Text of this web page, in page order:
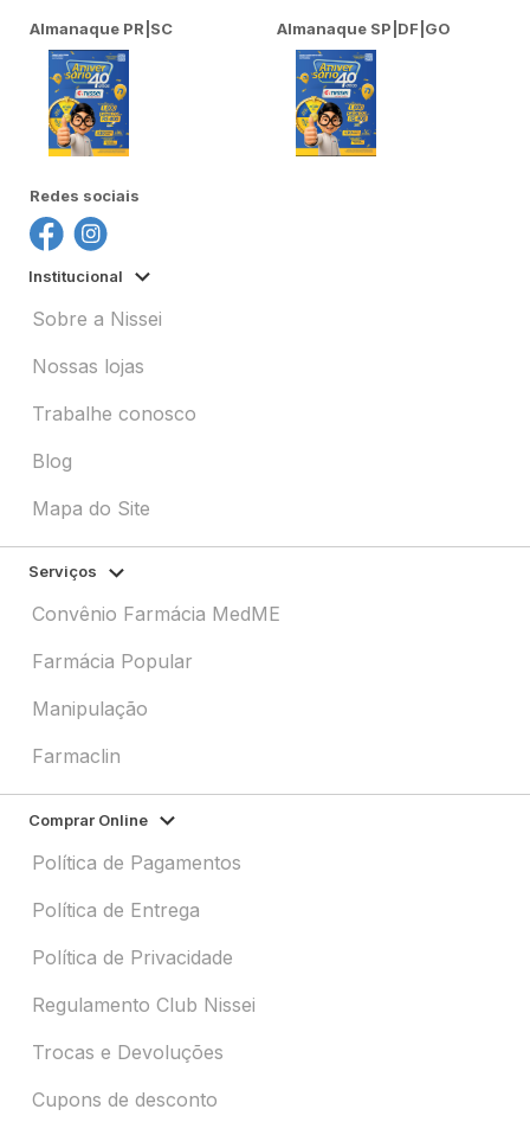
Almanaque PR|SC Almanaque SP|DF|GO
Redes sociais
Institucional
Sobre a Nissei
Nossas lojas
Trabalhe conosco
Blog
Mapa do Site
Serviços
Convênio Farmácia MedME
Farmácia Popular
Manipulação
Farmaclin
Comprar Online
Política de Pagamentos
Política de Entrega
Política de Privacidade
Regulamento Club Nissei
Trocas e Devoluções
Cupons de desconto